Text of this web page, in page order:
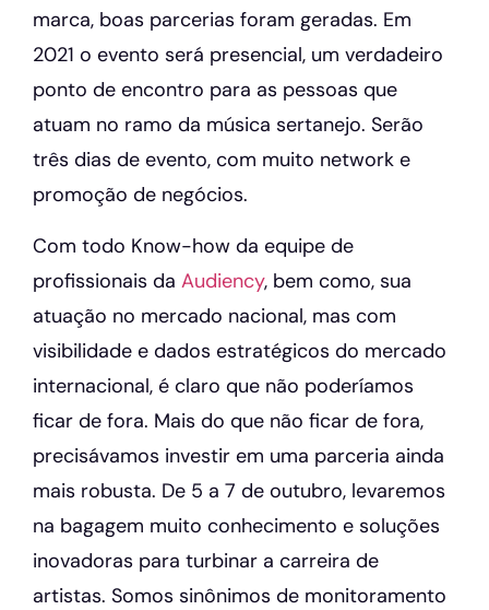
marca, boas parcerias foram geradas. Em
2021 o evento será presencial, um verdadeiro
ponto de encontro para as pessoas que
atuam no ramo da música sertanejo. Serão
três dias de evento, com muito network e
promoção de negócios.
Com todo Know-how da equipe de
profissionais da Audiency, bem como, sua
atuação no mercado nacional, mas com
visibilidade e dados estratégicos do mercado
internacional, é claro que não poderíamos
ficar de fora. Mais do que não ficar de fora,
precisávamos investir em uma parceria ainda
mais robusta. De 5 a 7 de outubro, levaremos
na bagagem muito conhecimento e soluções
inovadoras para turbinar a carreira de
artistas. Somos sinônimos de monitoramento